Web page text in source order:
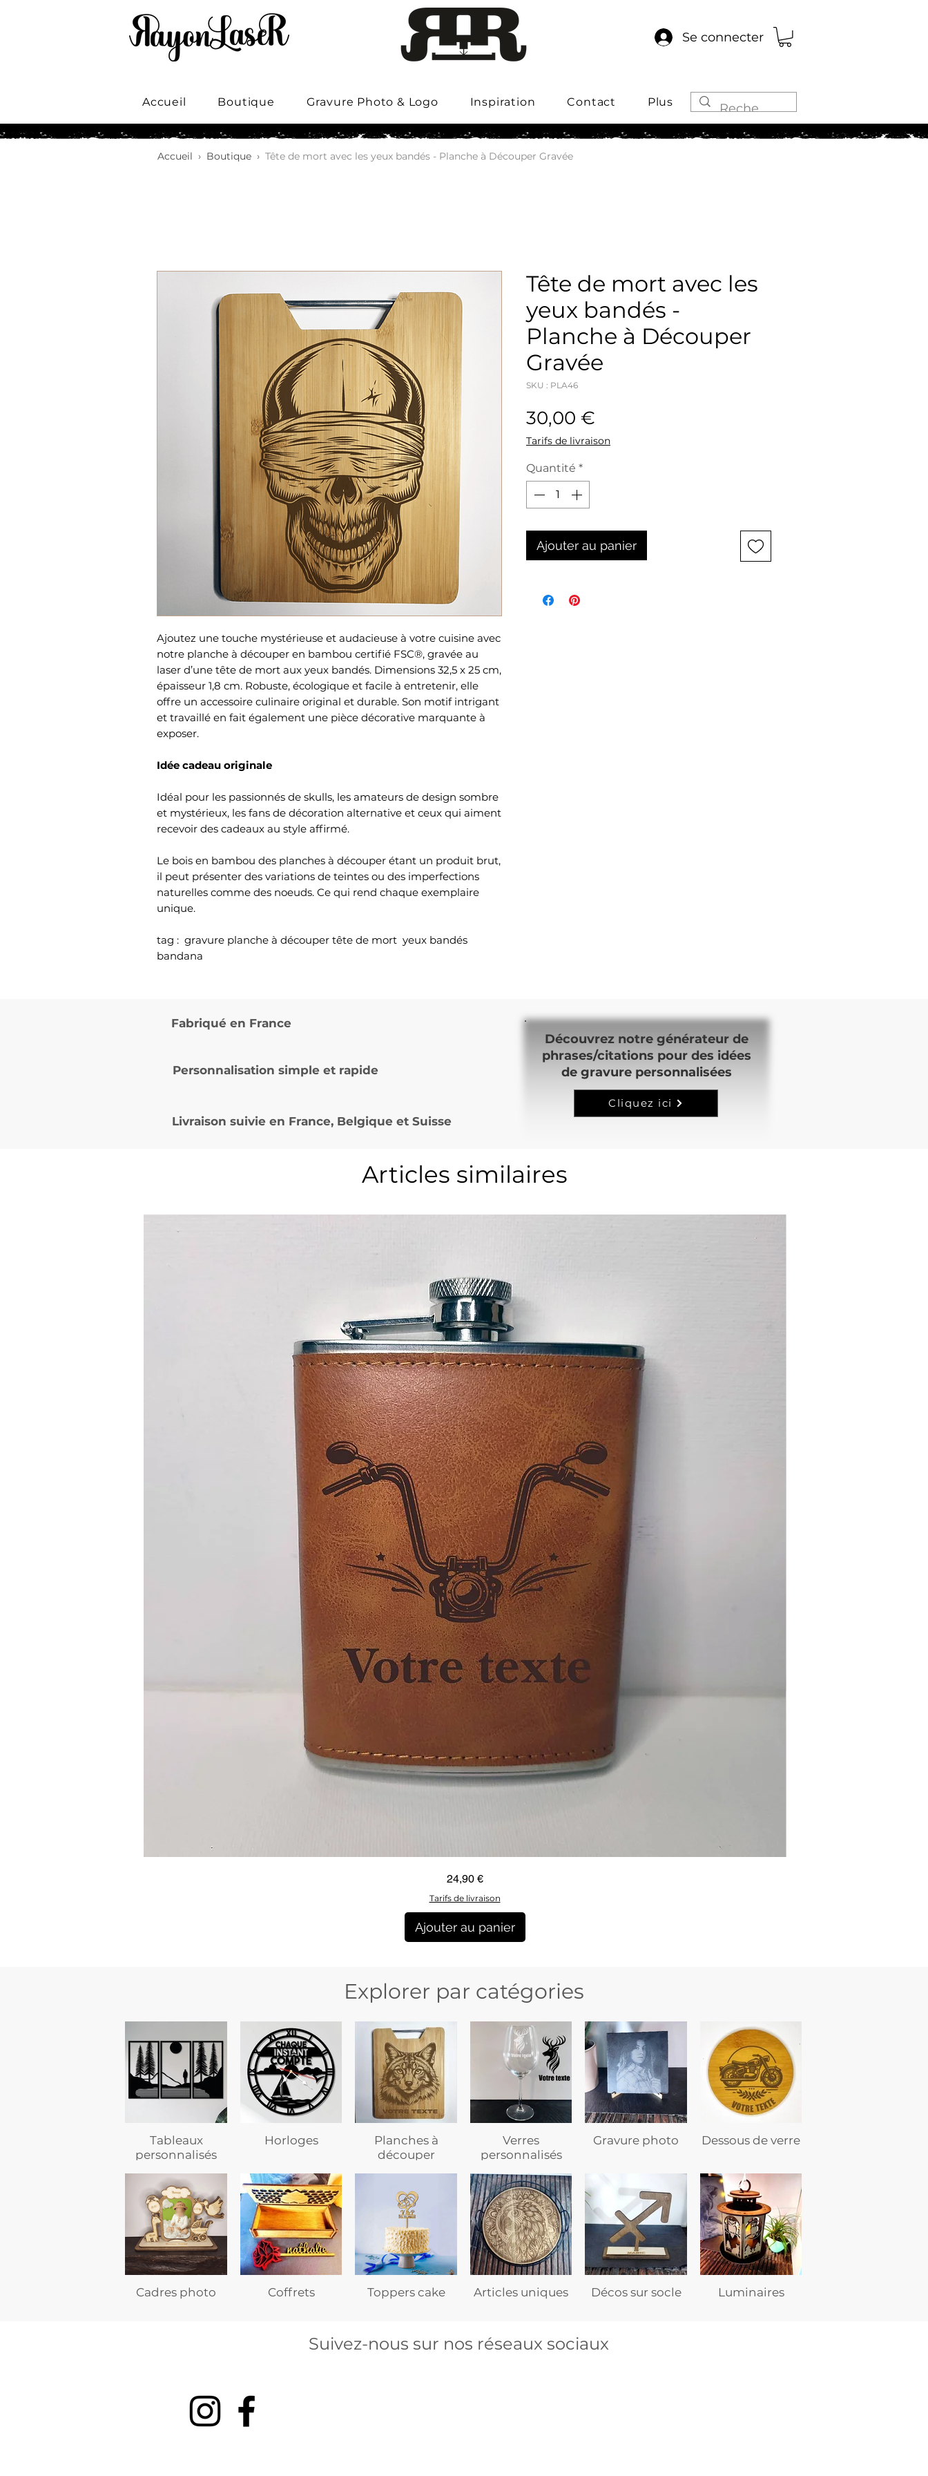
Se connecter
Accueil Boutique Gravure Photo & Logo Inspiration Contact Plus
Accueil › Boutique › Tête de mort avec les yeux bandés - Planche à Découper Gravée
Ajoutez une touche mystérieuse et audacieuse à votre cuisine avec
notre planche à découper en bambou certifié FSC®, gravée au
laser d’une tête de mort aux yeux bandés. Dimensions 32,5 x 25 cm,
épaisseur 1,8 cm. Robuste, écologique et facile à entretenir, elle
offre un accessoire culinaire original et durable. Son motif intrigant
et travaillé en fait également une pièce décorative marquante à
exposer.
Idée cadeau originale
Idéal pour les passionnés de skulls, les amateurs de design sombre
et mystérieux, les fans de décoration alternative et ceux qui aiment
recevoir des cadeaux au style affirmé.
Le bois en bambou des planches à découper étant un produit brut,
il peut présenter des variations de teintes ou des imperfections
naturelles comme des noeuds. Ce qui rend chaque exemplaire
unique.
tag : gravure planche à découper tête de mort yeux bandés
bandana
Tête de mort avec les
yeux bandés -
Planche à Découper
Gravée
SKU : PLA46
30,00 €
Tarifs de livraison
Quantité *
Ajouter au panier
Fabriqué en France
Personnalisation simple et rapide
Livraison suivie en France, Belgique et Suisse
Découvrez notre générateur de
phrases/citations pour des idées
de gravure personnalisées
Cliquez ici
Articles similaires
Aperçu rapide
Prix
24,90 €
Tarifs de livraison
Ajouter au panier
Explorer par catégories
Tableaux
personnalisés
Horloges
Planches à
découper
Verres
personnalisés
Gravure photo Dessous de verre
Cadres photo Coffrets Toppers cake Articles uniques Décos sur socle Luminaires
Suivez-nous sur nos réseaux sociaux